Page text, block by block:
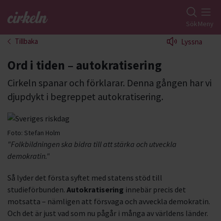
Gå till studiefrämjandets startsida SökMeny
Tillbaka Lyssna
Ord i tiden – autokratisering
Cirkeln spanar och förklarar. Denna gången har vi
djupdykt i begreppet autokratisering.
Foto: Stefan Holm
"Folkbildningen ska bidra till att stärka och utveckla
demokratin."
Så lyder det första syftet med statens stöd till
studieförbunden. Autokratisering innebär precis det
motsatta – nämligen att försvaga och avveckla demokratin.
Och det är just vad som nu pågår i många av världens länder.